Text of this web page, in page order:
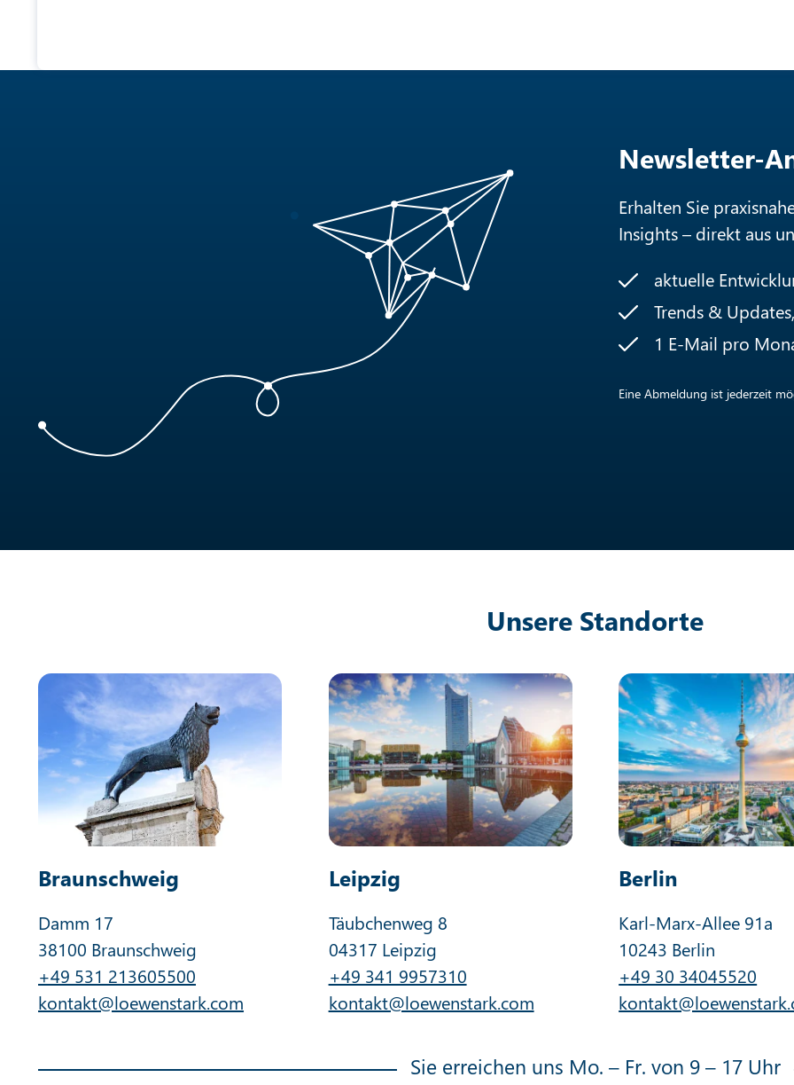
Newsletter-
Erhalten Sie
Insights – direkt aus
aktuelle
Trends &
1 E-Mail pro
Eine Abmeldung ist jederzeit
Unsere Standorte
Braunschweig
Damm 17
38100 Braunschweig
+49 531 213605500
kontakt@loewenstark.com
Leipzig
Täubchenweg 8
04317 Leipzig
+49 341 9957310
kontakt@loewenstark.com
Berlin
Karl-Marx-Allee 91a
10243 Berlin
+49 30 34045520
Sie erreichen uns Mo. – Fr. von 9 – 17 Uhr